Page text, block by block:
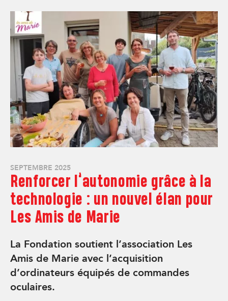
SEPTEMBRE 2025
Renforcer l’autonomie grâce à la
technologie : un nouvel élan pour
Les Amis de Marie
La Fondation soutient l’association Les
Amis de Marie avec l’acquisition
d’ordinateurs équipés de commandes
oculaires.